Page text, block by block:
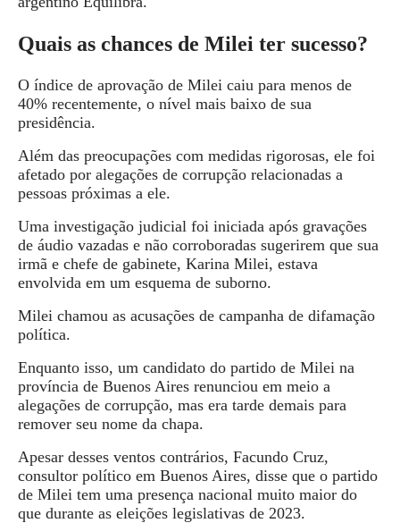
Quais as chances de Milei ter sucesso?
O índice de aprovação de Milei caiu para menos de
40% recentemente, o nível mais baixo de sua
presidência.
Além das preocupações com medidas rigorosas, ele foi
afetado por alegações de corrupção relacionadas a
pessoas próximas a ele.
Uma investigação judicial foi iniciada após gravações
de áudio vazadas e não corroboradas sugerirem que sua
irmã e chefe de gabinete, Karina Milei, estava
envolvida em um esquema de suborno.
Milei chamou as acusações de campanha de difamação
política.
Enquanto isso, um candidato do partido de Milei na
província de Buenos Aires renunciou em meio a
alegações de corrupção, mas era tarde demais para
remover seu nome da chapa.
Apesar desses ventos contrários, Facundo Cruz,
consultor político em Buenos Aires, disse que o partido
de Milei tem uma presença nacional muito maior do
que durante as eleições legislativas de 2023.